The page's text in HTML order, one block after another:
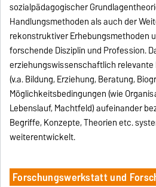
sozialpädagogischer
Handlungsmethoden als auch der
rekonstruktiver Erhebungsmethoden
forschende Disziplin und Profession.
erziehungswissenschaftlich
(v.a. Bildung, Erziehung, Beratung,
Möglichkeitsbedingungen (wie
Lebenslauf, Machtfeld) aufeinander
Begriffe, Konzepte, Theorien etc.
weiterentwickelt.
Forschungswerkstatt und